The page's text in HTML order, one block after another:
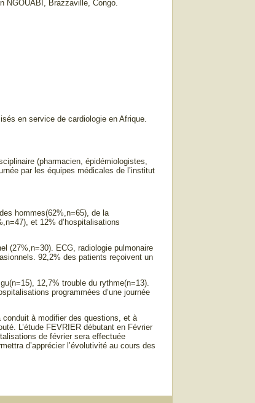
NGOUABI, Brazzaville, Congo.
en service de cardiologie en Afrique.
(pharmacien, épidémiologistes,
par les équipes médicales de l’institut
hommes(62%,n=65), de la
et 12% d’hospitalisations
(27%,n=30). ECG, radiologie pulmonaire
92,2% des patients reçoivent un
12,7% trouble du rythme(n=13).
programmées d’une journée
conduit à modifier des questions, et à
L’étude FEVRIER débutant en Février
de février sera effectuée
d’apprécier l’évolutivité au cours des